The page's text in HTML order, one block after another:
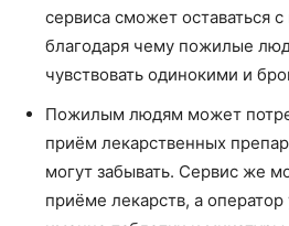
сервиса сможет оставаться
благодаря чему пожилые
чувствовать одинокими и
Пожилым людям может
приём лекарственных
могут забывать. Сервис же
приёме лекарств, а оператор